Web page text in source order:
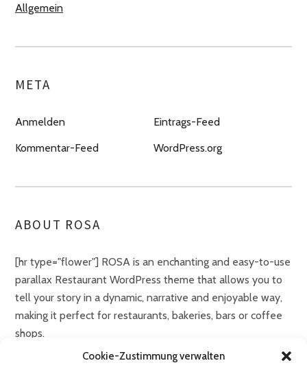
Cookie-Zustimmung verwalten
Allgemein
META
Anmelden
Eintrags-Feed
Kommentar-Feed
WordPress.org
ABOUT ROSA
[hr type="flower"] ROSA is an enchanting and easy-to-use
parallax Restaurant WordPress theme that allows you to
tell your story in a dynamic, narrative and enjoyable way,
making it perfect for restaurants, bakeries, bars or coffee
shops.